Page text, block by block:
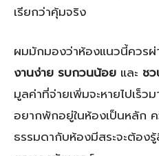
เรียกว่าคุ้มจริง
ผมมักมองว่าห้องแนวนี้ควร
งานง่าย รบกวนน้อย และ ช
มูลค่าที่จ่ายเพิ่มจะหายไปเร็
อยากพักอยู่ในห้องเป็นหลัก
ธรรมดากับห้องมีสระจะต้อง